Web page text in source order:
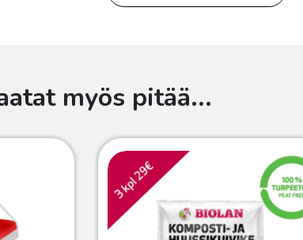
myös pitää...